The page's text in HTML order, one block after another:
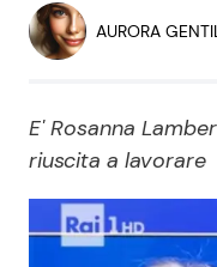
News dal mondo
AURORA
E' Rosanna
riuscita a lavorare